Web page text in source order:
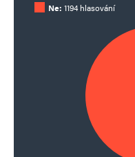
Ne: 1194 hlasování